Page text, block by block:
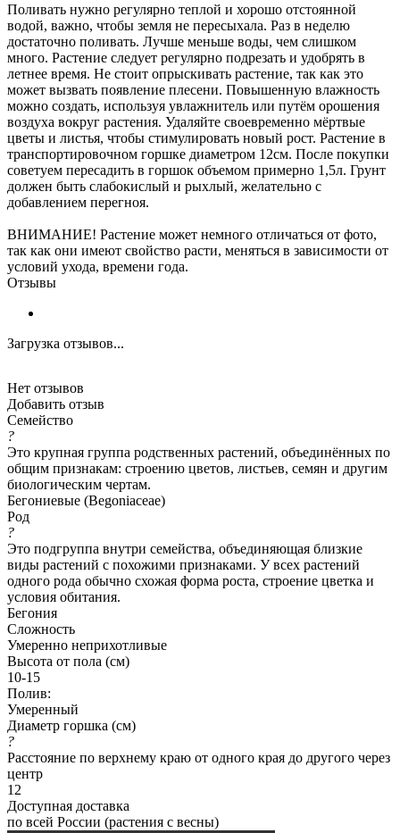
Поливать нужно регулярно теплой и хорошо отстоянной
водой, важно, чтобы земля не пересыхала. Раз в неделю
достаточно поливать. Лучше меньше воды, чем слишком
много. Растение следует регулярно подрезать и удобрять в
летнее время. Не стоит опрыскивать растение, так как это
может вызвать появление плесени. Повышенную влажность
можно создать, используя увлажнитель или путём орошения
воздуха вокруг растения. Удаляйте своевременно мёртвые
цветы и листья, чтобы стимулировать новый рост. Растение в
транспортировочном горшке диаметром 12см. После покупки
советуем пересадить в горшок объемом примерно 1,5л. Грунт
должен быть слабокислый и рыхлый, желательно с
добавлением перегноя.
ВНИМАНИЕ! Растение может немного отличаться от фото,
так как они имеют свойство расти, меняться в зависимости от
условий ухода, времени года.
Отзывы
Загрузка отзывов...
Нет отзывов
Добавить отзыв
Семейство
?
Это крупная группа родственных растений, объединённых по
общим признакам: строению цветов, листьев, семян и другим
биологическим чертам.
Бегониевые (Begoniaceae)
Род
?
Это подгруппа внутри семейства, объединяющая близкие
виды растений с похожими признаками. У всех растений
одного рода обычно схожая форма роста, строение цветка и
условия обитания.
Бегония
Сложность
Умеренно неприхотливые
Высота от пола (см)
10-15
Полив:
Умеренный
Диаметр горшка (см)
?
Расстояние по верхнему краю от одного края до другого через
центр
12
Доступная доставка
по всей России (растения с весны)